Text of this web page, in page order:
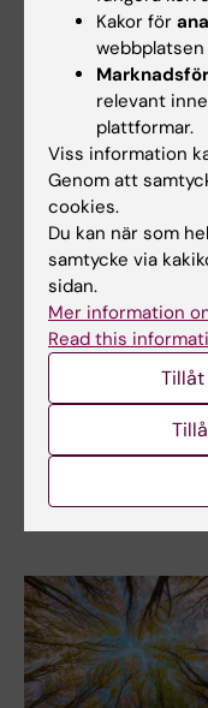
28 jul 2026
NeurotechEU:s
vinterskola om
"Smart sleep:
Exploring the
of sleep
measurements"
NeurotechEU:s
smart sömn, som
av Medical…
Kakor för
webbplatsen
relevant
plattformar.
Viss information
Genom att
cookies.
Du kan när som
samtycke via
sidan.
Mer information
Read this